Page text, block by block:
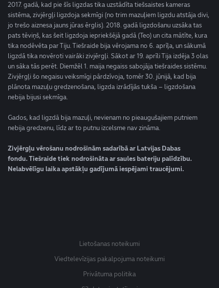
2017. gadā, kad pie šīs ligzdas tika uzstādīta tiešsaistes kameras
sistēma, zivjērgļi ligzdoja sekmīgi (no trim mazuļiem ligzdu atstāja divi,
jo trešo aiznesa jauns jūras ērglis). 2018. gadā ligzdošanu uzsāka tas
pats tēviņš, kas šeit ligzdoja iepriekšējā gadā (Teo) un cita mātīte, kura
tika nodēvēta par Tiju. Tiešraide bija vērojama no 6. aprīļa, un sākumā
ligzdā tika novēroti vairāki zivjērgļi. Sākot ar 19. aprīli Tija izdēja 3 olas
un sāka tās perēt. Diemžēl 1. maija negaiss sabojāja tiešraides sistēmu.
Zivjērgļi šo negaisu veiksmīgi pārdzīvoja, tomēr 30. jūnijā, kad bija
plānota mazuļu gredzenošana, ligzda izrādījās tukša – ligzdošana
nebija bijusi sekmīga.
Gados, kad ligzdā bija mazuļi, nevienam no pieaugušajiem putniem
nebija gredzenu, līdz ar to putnu izcelsme nav zināma.
Zivjērgļu vērošanu nodrošinām sadarībā ar Latvijas Dabas
fondu.Tiešraide tiek nodrošināta ar saules bateriju palīdzību.
Nelabvēlīgu laika apstākļu gadījumā iespējami traucējumi.
Lietošanas noteikumi
Viedtelevīzijas pakalpojuma noteikumi
Privātuma politika